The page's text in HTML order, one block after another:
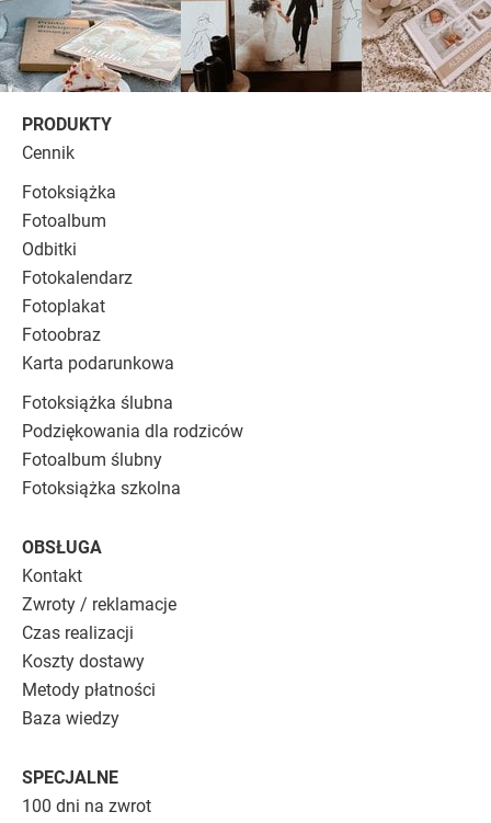
PRODUKTY
Cennik
Fotoksiążka
Fotoalbum
Odbitki
Fotokalendarz
Fotoplakat
Fotoobraz
Karta podarunkowa
Fotoksiążka ślubna
Podziękowania dla rodziców
Fotoalbum ślubny
Fotoksiążka szkolna
OBSŁUGA
Kontakt
Zwroty / reklamacje
Czas realizacji
Koszty dostawy
Metody płatności
Baza wiedzy
SPECJALNE
100 dni na zwrot